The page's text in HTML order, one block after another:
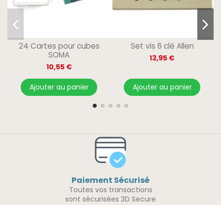
24 Cartes pour cubes
SOMA
10,55 €
Ajouter au panier
Set vis 6 clé Allen
13,95 €
Ajouter au panier
Paiement Sécurisé
Toutes vos transactions
sont sécurisées 3D Secure